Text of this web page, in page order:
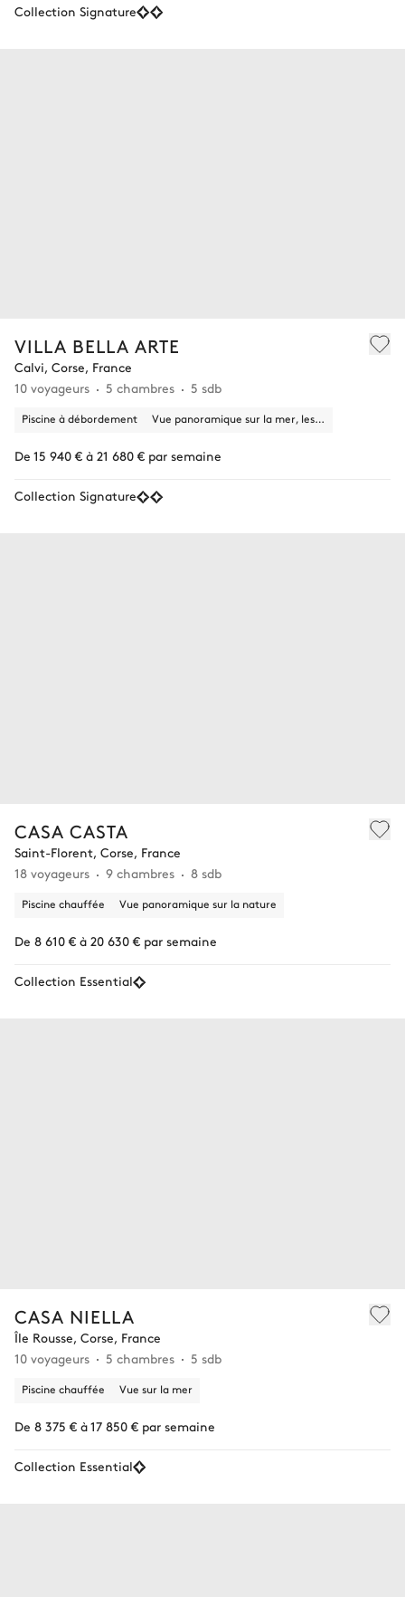
Collection Signature
VILLA BELLA ARTE
Calvi, Corse, France
10 voyageurs
5 chambres 5 sdb
Piscine à débordement Vue panoramique sur la mer, les montagnes
De 15 940 € à 21 680 € par semaine
Collection Signature
CASA CASTA
Saint-Florent, Corse, France
18 voyageurs
9 chambres 8 sdb
Piscine chauffée Vue panoramique sur la nature
De 8 610 € à 20 630 € par semaine
Collection Essential
CASA NIELLA
Île Rousse, Corse, France
10 voyageurs
5 chambres 5 sdb
Piscine chauffée Vue sur la mer
De 8 375 € à 17 850 € par semaine
Collection Essential